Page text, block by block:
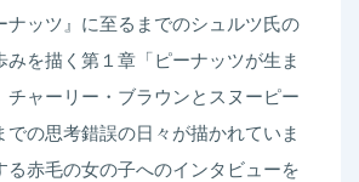
ナッツ』に至るまでのシュルツ氏の
みを描く第１章「ピーナッツが生ま
チャーリー・ブラウンとスヌーピー
での思考錯誤の日々が描かれていま
る赤毛の女の子へのインタビューを